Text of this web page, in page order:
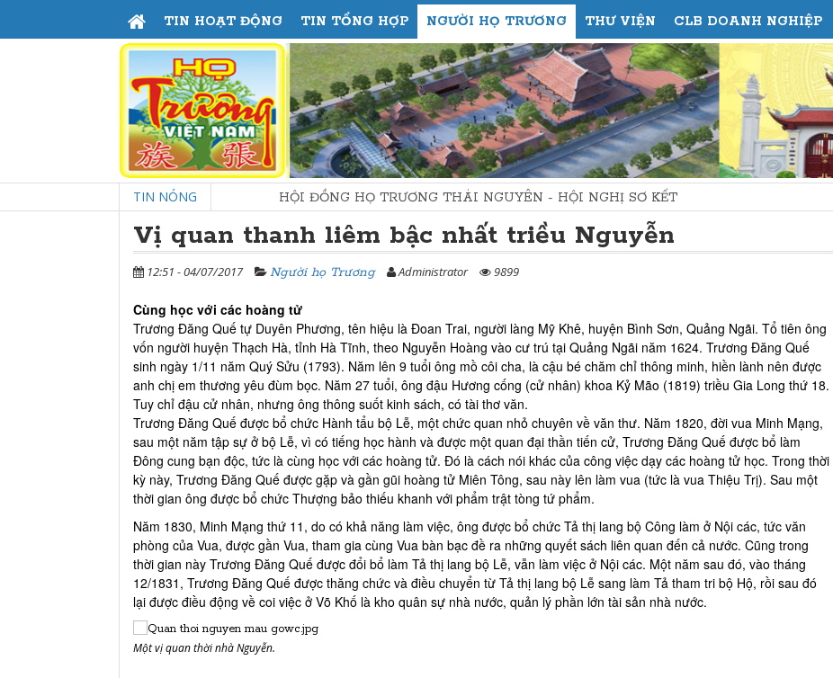
TIN HOẠT ĐỘNG TIN TỔNG HỢP NGƯỜI HỌ TRƯƠNG THƯ VIỆN CLB DOANH NGHIỆP
TIN NÓNG HỘI ĐỒNG HỌ TRƯƠNG THÁI NGUYÊN - HỘI NGHỊ SƠ KẾT
Vị quan thanh liêm bậc nhất triều Nguyễn
12:51 - 04/07/2017 Người họ Trương Administrator 9899
Cùng học với các hoàng tử
Trương Đăng Quế tự Duyên Phương, tên hiệu là Đoan Trai, người làng Mỹ Khê, huyện Bình Sơn, Quảng Ngãi. Tổ tiên ông
vốn người huyện Thạch Hà, tỉnh Hà Tĩnh, theo Nguyễn Hoàng vào cư trú tại Quảng Ngãi năm 1624. Trương Đăng Quế
sinh ngày 1/11 năm Quý Sửu (1793). Năm lên 9 tuổi ông mồ côi cha, là cậu bé chăm chỉ thông minh, hiền lành nên được
anh chị em thương yêu đùm bọc. Năm 27 tuổi, ông đậu Hương cống (cử nhân) khoa Kỷ Mão (1819) triều Gia Long thứ 18.
Tuy chỉ đậu cử nhân, nhưng ông thông suốt kinh sách, có tài thơ văn.
Trương Đăng Quế được bổ chức Hành tẩu bộ Lễ, một chức quan nhỏ chuyên về văn thư. Năm 1820, đời vua Minh Mạng,
sau một năm tập sự ở bộ Lễ, vì có tiếng học hành và được một quan đại thần tiến cử, Trương Đăng Quế được bổ làm
Đông cung bạn độc, tức là cùng học với các hoàng tử. Đó là cách nói khác của công việc dạy các hoàng tử học. Trong thời
kỳ này, Trương Đăng Quế được gặp và gần gũi hoàng tử Miên Tông, sau này lên làm vua (tức là vua Thiệu Trị). Sau một
thời gian ông được bổ chức Thượng bảo thiếu khanh với phẩm trật tòng tứ phẩm.
Năm 1830, Minh Mạng thứ 11, do có khả năng làm việc, ông được bổ chức Tả thị lang bộ Công làm ở Nội các, tức văn
phòng của Vua, được gần Vua, tham gia cùng Vua bàn bạc đề ra những quyết sách liên quan đến cả nước. Cũng trong
thời gian này Trương Đăng Quế được đổi bổ làm Tả thị lang bộ Lễ, vẫn làm việc ở Nội các. Một năm sau đó, vào tháng
12/1831, Trương Đăng Quế được thăng chức và điều chuyển từ Tả thị lang bộ Lễ sang làm Tả tham tri bộ Hộ, rồi sau đó
lại được điều động về coi việc ở Võ Khố là kho quân sự nhà nước, quản lý phần lớn tài sản nhà nước.
Một vị quan thời nhà Nguyễn.